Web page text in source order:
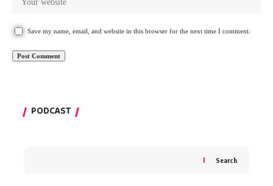
Save my name, email, and website in this browser for the next time I comment.
PODCAST
Search